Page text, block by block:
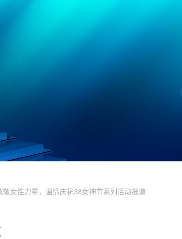
女性力量，温情庆祝38女神节系列活动报道